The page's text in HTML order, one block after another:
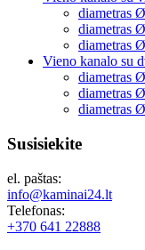
diametras
diametras
diametras
Vieno kanalo su
diametras
diametras
diametras
Susisiekite
el. paštas:
info@kaminai24.lt
Telefonas:
+370 641 22888